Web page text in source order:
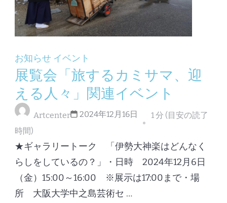
お知らせ イベント
展覧会「旅するカミサマ、迎
える人々」関連イベント
Artcenter 2024年12月16日
1 分 (目安の読了
時間)
★ギャラリートーク 「伊勢大神楽はどんなく
らしをしているの？」・日時 2024年12月6日
（金）15:00～16:00 ※展示は17:00まで・場
所 大阪大学中之島芸術セ …